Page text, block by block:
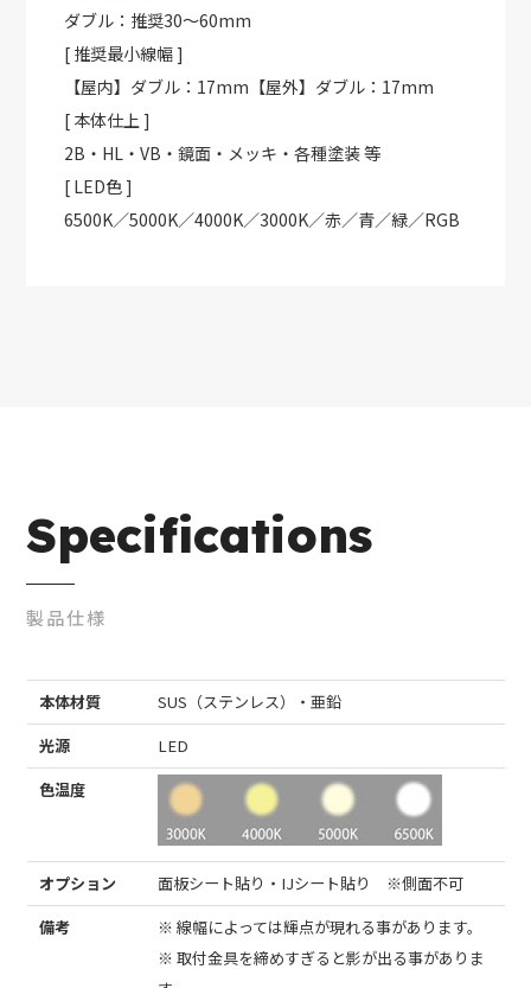
ダブル：推奨30～60mm
[ 推奨最小線幅 ]
【屋内】ダブル：17mm【屋外】ダブル：17mm
[ 本体仕上 ]
2B・HL・VB・鏡面・メッキ・各種塗装 等
[ LED色 ]
6500K／5000K／4000K／3000K／赤／青／緑／RGB
Specifications
製品仕様
本体材質
SUS（ステンレス）・亜鉛
光源
LED
色温度
オプション
面板シート貼り・IJシート貼り ※側面不可
備考
※ 線幅によっては輝点が現れる事があります。
※ 取付金具を締めすぎると影が出る事がありま